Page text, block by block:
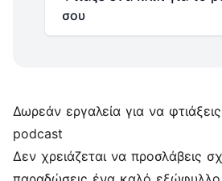
σου
Δωρεάν εργαλεία για να
podcast
Δεν χρειάζεται να προσλάβεις